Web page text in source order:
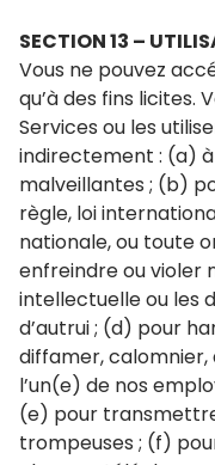
SECTION 13 –
Vous ne pouvez
qu’à des fins licites.
Services ou les
indirectement : (a)
malveillantes ; (b)
règle, loi
nationale, ou toute
enfreindre ou violer
intellectuelle ou les
d’autrui ; (d) pour
diffamer, calomnier,
l’un(e) de nos
(e) pour
trompeuses ; (f)